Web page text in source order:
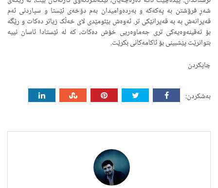
شەڕ فرۆشتن بە پەکەکە و بەردەوامیدان بەم دۆخەی ئێستا و سپاردنی ئەم
قەیرانەش بە بە قەیرانێکی تر. ئەوەش بێئومێدی لای خەڵک زیاتر دەکات و رێگە
بۆ تەقینەوەیەکی تری جەماوەریی خۆش دەکات، کە لە ئێستادا ئاسان نییە
بتوانرێت پێشبینی بۆ ئاکامەکانی بکرێت.
چاپکردن
بەشکردن: